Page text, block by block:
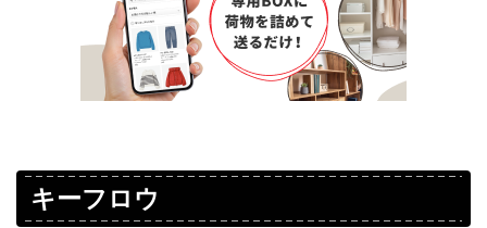
キーフロウ